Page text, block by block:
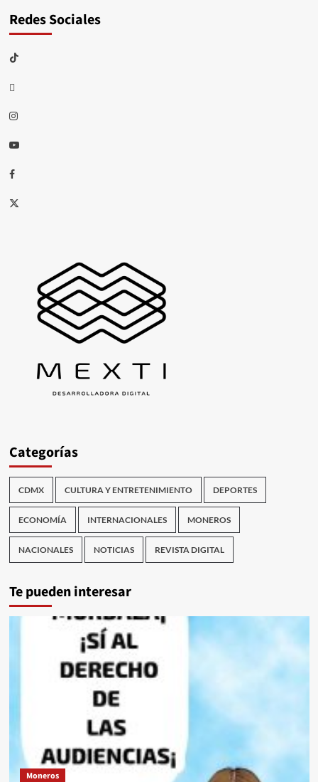
Redes Sociales
TikTok
threads
Instagram
Youtube
Facebook
X
Categorías
CDMX CULTURA Y ENTRETENIMIENTO DEPORTES
ECONOMÍA INTERNACIONALES MONEROS
NACIONALES NOTICIAS REVISTA DIGITAL
Te pueden interesar
Moneros